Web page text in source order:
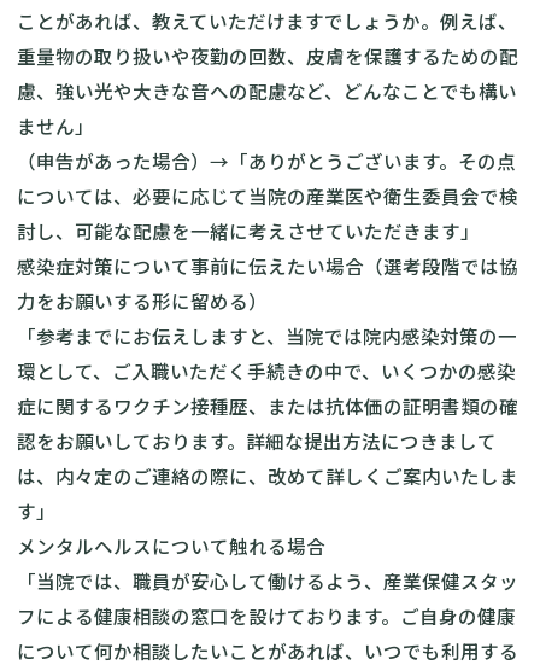
ことがあれば、教えていただけますでしょうか。例えば、
重量物の取り扱いや夜勤の回数、皮膚を保護するための配
慮、強い光や大きな音への配慮など、どんなことでも構い
ません」
（申告があった場合）→「ありがとうございます。その点
については、必要に応じて当院の産業医や衛生委員会で検
討し、可能な配慮を一緒に考えさせていただきます」
感染症対策について事前に伝えたい場合（選考段階では協
力をお願いする形に留める）
「参考までにお伝えしますと、当院では院内感染対策の一
環として、ご入職いただく手続きの中で、いくつかの感染
症に関するワクチン接種歴、または抗体価の証明書類の確
認をお願いしております。詳細な提出方法につきまして
は、内々定のご連絡の際に、改めて詳しくご案内いたしま
す」
メンタルヘルスについて触れる場合
「当院では、職員が安心して働けるよう、産業保健スタッ
フによる健康相談の窓口を設けております。ご自身の健康
について何か相談したいことがあれば、いつでも利用する